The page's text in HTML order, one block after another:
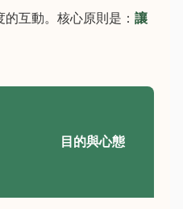
互動。核心原則是： 讓
目的與心態